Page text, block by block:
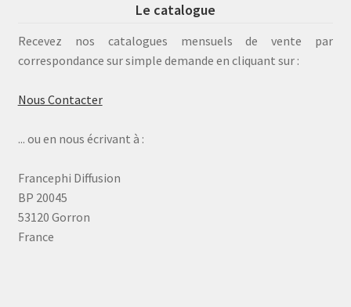
Le catalogue
Recevez nos catalogues mensuels de vente par
correspondance sur simple demande en cliquant sur :
Nous Contacter
... ou en nous écrivant à :
Francephi Diffusion
BP 20045
53120 Gorron
France